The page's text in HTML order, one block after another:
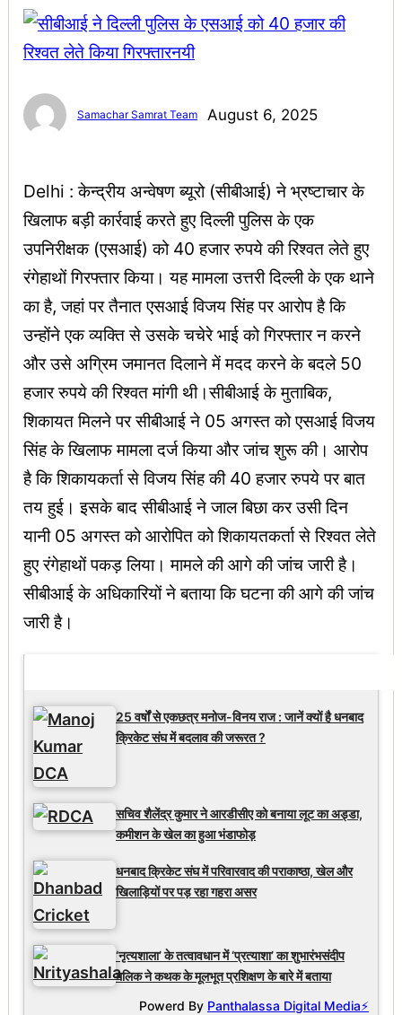
Samachar Samrat Team August 6, 2025
Delhi : केन्द्रीय अन्वेषण ब्यूरो (सीबीआई) ने भ्रष्टाचार के
खिलाफ बड़ी कार्रवाई करते हुए दिल्ली पुलिस के एक
उपनिरीक्षक (एसआई) को 40 हजार रुपये की रिश्वत लेते हुए
रंगेहाथों गिरफ्तार किया। यह मामला उत्तरी दिल्ली के एक थाने
का है, जहां पर तैनात एसआई विजय सिंह पर आरोप है कि
उन्होंने एक व्यक्ति से उसके चचेरे भाई को गिरफ्तार न करने
और उसे अग्रिम जमानत दिलाने में मदद करने के बदले 50
हजार रुपये की रिश्वत मांगी थी।सीबीआई के मुताबिक,
शिकायत मिलने पर सीबीआई ने 05 अगस्त को एसआई विजय
सिंह के खिलाफ मामला दर्ज किया और जांच शुरू की। आरोप
है कि शिकायकर्ता से विजय सिंह की 40 हजार रुपये पर बात
तय हुई। इसके बाद सीबीआई ने जाल बिछा कर उसी दिन
यानी 05 अगस्त को आरोपित को शिकायतकर्ता से रिश्वत लेते
हुए रंगेहाथों पकड़ लिया। मामले की आगे की जांच जारी है।
सीबीआई के अधिकारियों ने बताया कि घटना की आगे की जांच
जारी है।
25 वर्षों से एकछत्र मनोज-विनय राज : जानें क्यों है धनबाद
क्रिकेट संघ में बदलाव की जरूरत ?
सचिव शैलेंद्र कुमार ने आरडीसीए को बनाया लूट का अड्डा,
कमीशन के खेल का हुआ भंडाफोड़
धनबाद क्रिकेट संघ में परिवारवाद की पराकाष्ठा, खेल और
खिलाड़ियों पर पड़ रहा गहरा असर
‘नृत्यशाला’ के तत्वावधान में ‘प्रत्याशा’ का शुभारंभसंदीप
मलिक ने कथक के मूलभूत प्रशिक्षण के बारे में बताया
Powerd By Panthalassa Digital Media⚡